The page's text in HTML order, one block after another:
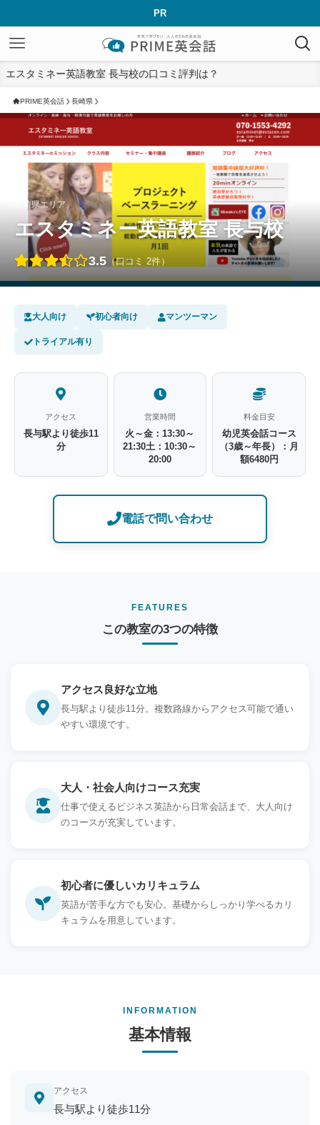
PR
エスタミネー英語教室 長与校の口コミ評判は？
PRIME英会話 長崎県
長崎県エリア
エスタミネー英語教室 長与校
3.5 （口コミ 2件）
大人向け 初心者向け マンツーマン
トライアル有り
アクセス
長与駅より徒歩11
分
営業時間
火～金：13:30～
21:30土：10:30～
20:00
料金目安
幼児英会話コース
（3歳～年長）：月
額6480円
電話で問い合わせ
FEATURES
この教室の3つの特徴
アクセス良好な立地
長与駅より徒歩11分。複数路線からアクセス可能で通い
やすい環境です。
大人・社会人向けコース充実
仕事で使えるビジネス英語から日常会話まで、大人向け
のコースが充実しています。
初心者に優しいカリキュラム
英語が苦手な方でも安心。基礎からしっかり学べるカリ
キュラムを用意しています。
INFORMATION
基本情報
アクセス
長与駅より徒歩11分